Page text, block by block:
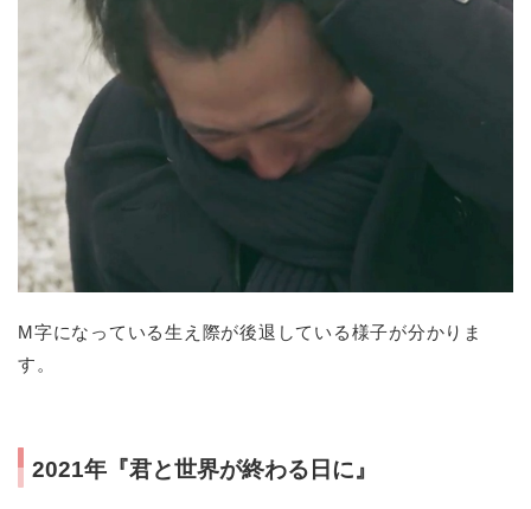
M字になっている生え際が後退している様子が分かりま
す。
2021年『君と世界が終わる日に』